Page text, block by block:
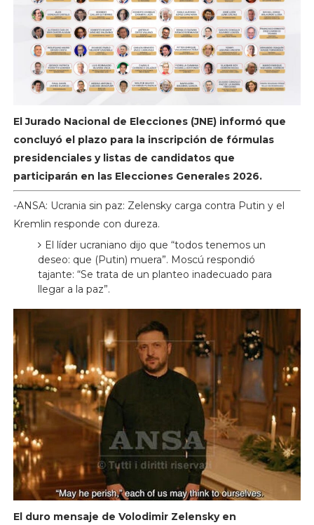
El Jurado Nacional de Elecciones (JNE) informó que
concluyó el plazo para la inscripción de fórmulas
presidenciales y listas de candidatos que
participarán en las Elecciones Generales 2026.
-ANSA: Ucrania sin paz: Zelensky carga contra Putin y el
Kremlin responde con dureza.
El líder ucraniano dijo que “todos tenemos un
deseo: que (Putin) muera”. Moscú respondió
tajante: “Se trata de un planteo inadecuado para
llegar a la paz”.
El duro mensaje de Volodimir Zelensky en